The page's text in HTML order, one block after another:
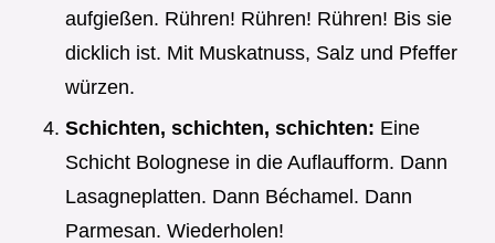
aufgießen. Rühren! Rühren! Rühren! Bis sie
dicklich ist. Mit Muskatnuss, Salz und Pfeffer
würzen.
Schichten, schichten, schichten: Eine
Schicht Bolognese in die Auflaufform. Dann
Lasagneplatten. Dann Béchamel. Dann
Parmesan. Wiederholen!